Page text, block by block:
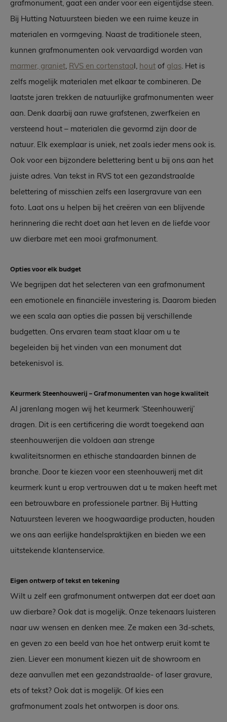
grafmonument, gaat een ander voor een eigentijdse steen.
Bij Hutting Natuursteen bieden we een ruime keuze in
materialen en vormgeving. Naast de traditionele steen,
kunnen grafmonumenten ook vervaardigd worden van
marmer, graniet, RVS en cortenstaal, hout of glas. Het is
zelfs mogelijk materialen met elkaar te combineren. De
laatste jaren trekken de natuurlijke grafmonumenten weer
aan. Denk daarbij aan ruwe grafstenen, zwerfkeien en
versteend hout – materialen die gevormd zijn door de
natuur. Elk exemplaar is uniek, net zoals ieder mens ook is.
Ook voor een bijzondere belettering bent u bij ons aan het
juiste adres. Van tekst in RVS tot een gezandstraalde
belettering of misschien zelfs een lasergravure van een
foto. Laat ons u helpen bij het creëren van een blijvende
herinnering die recht doet aan het leven en de liefde voor
uw dierbare met een mooi grafmonument.
Opties voor elk budget
We begrijpen dat het selecteren van een grafmonument
een emotionele en financiële investering is. Daarom bieden
we een scala aan opties die passen bij verschillende
budgetten. Ons ervaren team staat klaar om u te
begeleiden bij het vinden van een monument dat
betekenisvol is.
Keurmerk Steenhouwerij – Grafmonumenten van hoge kwaliteit
Al jarenlang mogen wij het keurmerk ‘Steenhouwerij’
dragen. Dit is een certificering die wordt toegekend aan
steenhouwerijen die voldoen aan strenge
kwaliteitsnormen en ethische standaarden binnen de
branche. Door te kiezen voor een steenhouwerij met dit
keurmerk kunt u erop vertrouwen dat u te maken heeft met
een betrouwbare en professionele partner. Bij Hutting
Natuursteen leveren we hoogwaardige producten, houden
we ons aan eerlijke handelspraktijken en bieden we een
uitstekende klantenservice.
Eigen ontwerp of tekst en tekening
Wilt u zelf een grafmonument ontwerpen dat eer doet aan
uw dierbare? Ook dat is mogelijk. Onze tekenaars luisteren
naar uw wensen en denken mee. Ze maken een 3d-schets,
en geven zo een beeld van hoe het ontwerp eruit komt te
zien. Liever een monument kiezen uit de showroom en
deze aanvullen met een gezandstraalde- of laser gravure,
ets of tekst? Ook dat is mogelijk. Of kies een
grafmonument zoals het ontworpen is door ons.